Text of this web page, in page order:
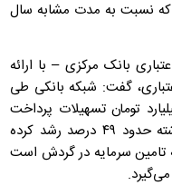
که نسبت به مدت مشابه سال
بانک مرکزی – با ارائه
گفت: شبکه بانکی طی
حدود ۱۹۵۴ هزار میلیارد تومان تسهیلات پرداخت
کرده که نسبت به مدت مشابه سال گذشته حدود ۴۹ درصد رشد کرده
سرمایه در گردش است